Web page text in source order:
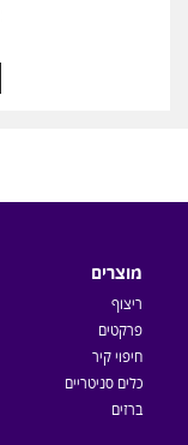
מוצרים
ריצוף
פרקטים
חיפוי קיר
כלים סניטריים
ברזים